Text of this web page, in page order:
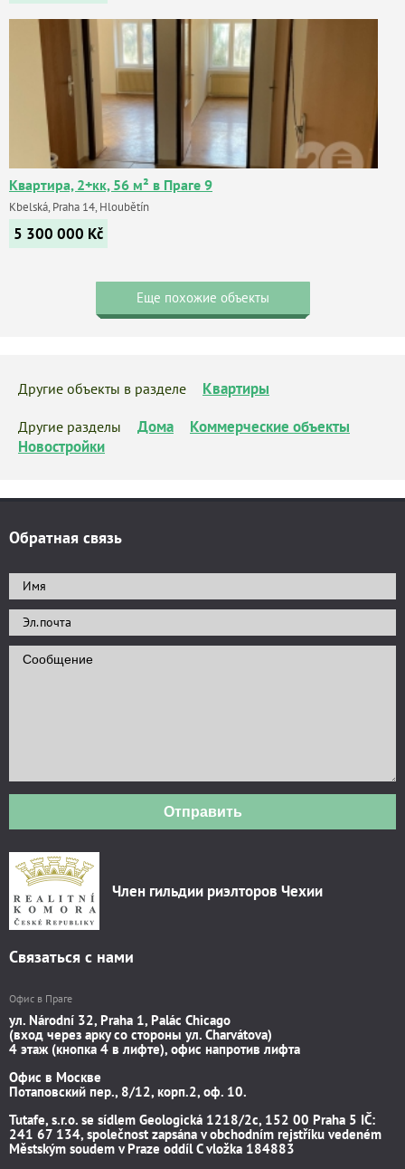
Квартира, 2+кк, 56 м² в Праге 9
Kbelská, Praha 14, Hloubětín
5 300 000 Kč
Еще похожие объекты
Другие объекты в разделе Квартиры
Другие разделы Дома
Коммерческие объекты
Новостройки
Обратная связь
Отправить
Член гильдии риэлторов Чехии
Связаться с нами
Офис в Праге
ул. Národní 32, Praha 1, Palác Chicago
(вход через арку со стороны ул. Charvátova)
4 этаж (кнопка 4 в лифте), офис напротив лифта
Офис в Москве
Потаповский пер., 8/12, корп.2, оф. 10.
Tutafe, s.r.o. se sídlem Geologická 1218/2c, 152 00 Praha 5 IČ:
241 67 134, společnost zapsána v obchodním rejstříku vedeném
Městským soudem v Praze oddíl C vložka 184883